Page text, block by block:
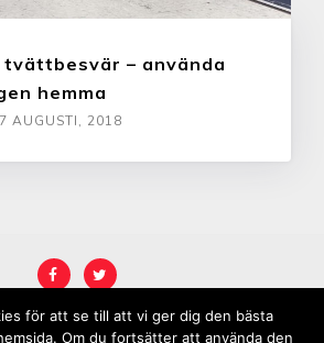
tvättbesvär – använda
hemma
7 AUGUSTI, 2018
© 2026 KARRIÄRREBELL.
för att se till att vi ger dig den bästa
Om du fortsätter att använda den